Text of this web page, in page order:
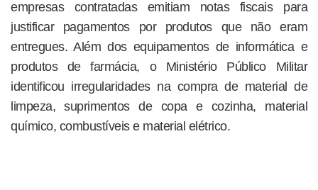
empresas contratadas emitiam notas fiscais para
justificar pagamentos por produtos que não eram
entregues. Além dos equipamentos de informática e
produtos de farmácia, o Ministério Público Militar
identificou irregularidades na compra de material de
limpeza, suprimentos de copa e cozinha, material
químico, combustíveis e material elétrico.